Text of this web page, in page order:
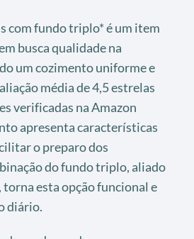
com fundo triplo* é um item
busca qualidade na
um cozimento uniforme e
média de 4,5 estrelas
verificadas na Amazon
apresenta características
o preparo dos
do fundo triplo, aliado
torna esta opção funcional e
diário.